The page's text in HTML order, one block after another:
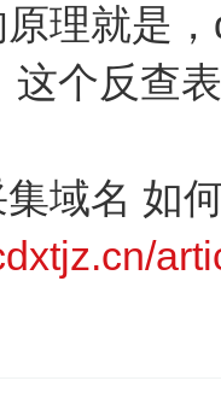
理就是
这个反查
域名 如